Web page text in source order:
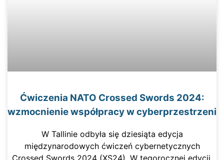
Ćwiczenia NATO Crossed Swords 2024:
wzmocnienie współpracy w cyberprzestrzeni
W Tallinie odbyła się dziesiąta edycja
międzynarodowych ćwiczeń cybernetycznych